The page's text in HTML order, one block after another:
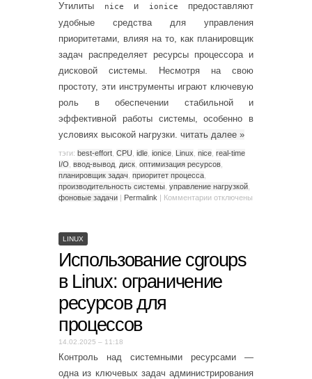
Утилиты
nice и ionice
предоставляют
удобные средства для управления
приоритетами, влияя на то, как планировщик
задач распределяет ресурсы процессора и
дисковой системы. Несмотря на свою
простоту, эти инструменты играют ключевую
роль в обеспечении стабильной и
эффективной работы системы, особенно в
условиях высокой нагрузки. читать далее »
тэги: best-effort CPU idle ionice Linux nice real-time
I/O ввод-вывод диск оптимизация ресурсов
планировщик задач приоритет процесса
производительность системы управление нагрузкой
фоновые задачи | Permalink | Комментарии отключены
LINUX
Использование cgroups
в Linux: ограничение
ресурсов для
процессов
14.02.2025 – 11:18
Контроль над системными ресурсами —
одна из ключевых задач администрирования